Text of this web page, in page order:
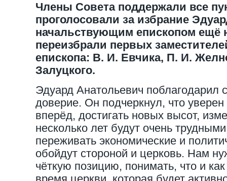
Члены Совета поддержали все
проголосовали за избрание
начальствующим епископом ещё
переизбрали первых
епископа: В. И. Евчика, П. И.
Залуцкого.
Эдуард Анатольевич поблагодарил
доверие. Он подчеркнул, что
вперёд, достигать новых высот,
несколько лет будут очень
переживать экономические и
обойдут стороной и церковь. Нам
чёткую позицию, понимать, что и